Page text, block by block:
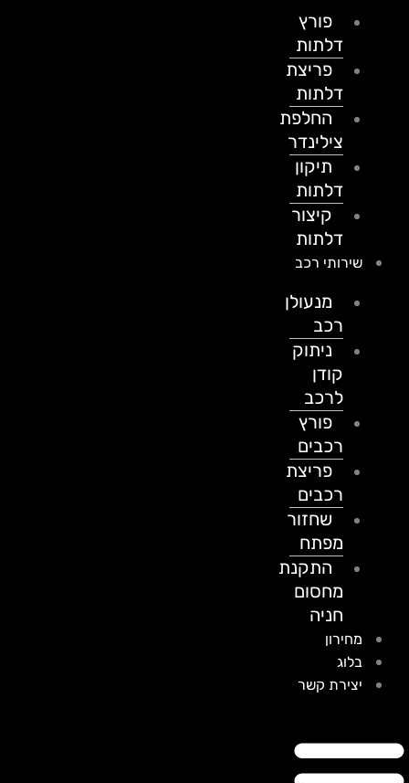
פורץ
דלתות
פריצת
דלתות
החלפת
צילינדר
תיקון
דלתות
קיצור
דלתות
שירותי רכב
מנעולן
ניתוק
לרכב
פורץ
רכבים
פריצת
רכבים
שחזור
מפתח
התקנת
מחסום
חניה
מחירון
בלוג
יצירת קשר